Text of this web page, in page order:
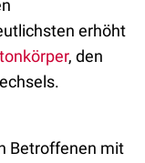
erhöht
, den
Betroffenen mit